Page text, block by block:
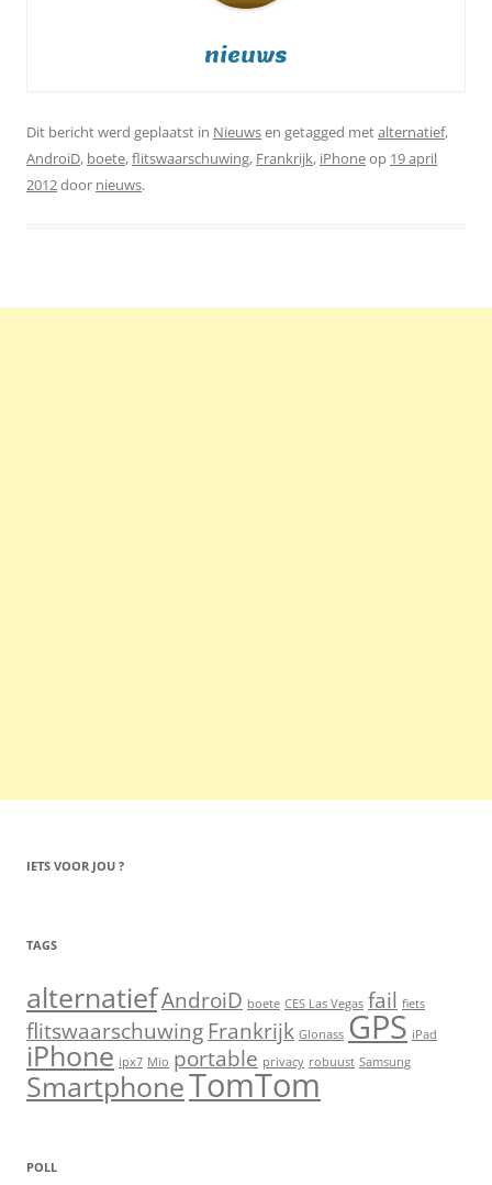
nieuws
Dit bericht werd geplaatst in Nieuwsen getagged metalternatief,
AndroiD, boete,flitswaarschuwing, Frankrijk, iPhoneop 19 april
2012door nieuws.
IETS VOOR JOU ?
TAGS
alternatiefAndroiD boete CES Las Vegas fail fiets
flitswaarschuwing Frankrijk Glonass GPS iPad
iPhone ipx7 Mio portable privacy robuust Samsung
SmartphoneTomTom
POLL